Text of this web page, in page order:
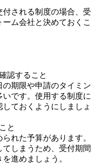
される制度の場合、受
ム会社と決めておくこ
認すること
期限や申請のタイミン
です。使用する制度に
ておくようにしましょ
と
れた予算があります。
てしまうため、受付期間
進めましょう。